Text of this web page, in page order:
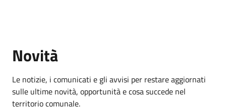
Novità
Le notizie, i comunicati e gli avvisi per restare aggiornati
sulle ultime novità, opportunità e cosa succede nel
territorio comunale.